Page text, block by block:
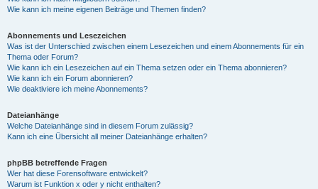
Wie kann ich meine eigenen Beiträge und Themen finden?
Abonnements und Lesezeichen
Was ist der Unterschied zwischen einem Lesezeichen und einem Abonnements für ein
Thema oder Forum?
Wie kann ich ein Lesezeichen auf ein Thema setzen oder ein Thema abonnieren?
Wie kann ich ein Forum abonnieren?
Wie deaktiviere ich meine Abonnements?
Dateianhänge
Welche Dateianhänge sind in diesem Forum zulässig?
Kann ich eine Übersicht all meiner Dateianhänge erhalten?
phpBB betreffende Fragen
Wer hat diese Forensoftware entwickelt?
Warum ist Funktion x oder y nicht enthalten?